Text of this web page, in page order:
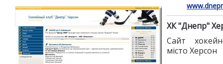
ХК "Днепр"
Сайт
місто Херсон